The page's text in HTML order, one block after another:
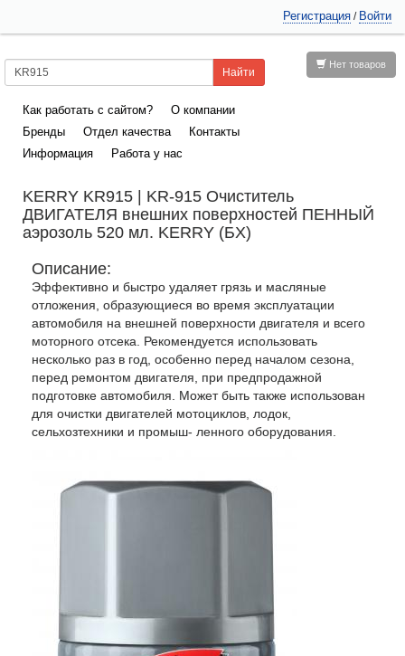
Регистрация / Войти
Нет товаров
Как работать с сайтом?
О компании
Бренды
Отдел качества
Контакты
Информация
Работа у нас
KERRY KR915 | KR-915 Очиститель
ДВИГАТЕЛЯ внешних поверхностей ПЕННЫЙ
аэрозоль 520 мл. KERRY (БХ)
Описание:
Эффективно и быстро удаляет грязь и масляные
отложения, образующиеся во время эксплуатации
автомобиля на внешней поверхности двигателя и всего
моторного отсека. Рекомендуется использовать
несколько раз в год, особенно перед началом сезона,
перед ремонтом двигателя, при предпродажной
подготовке автомобиля. Может быть также использован
для очистки двигателей мотоциклов, лодок,
сельхозтехники и промыш- ленного оборудования.